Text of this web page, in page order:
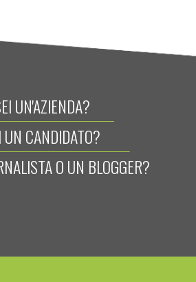
UN'AZIENDA?
UN CANDIDATO?
O UN BLOGGER?